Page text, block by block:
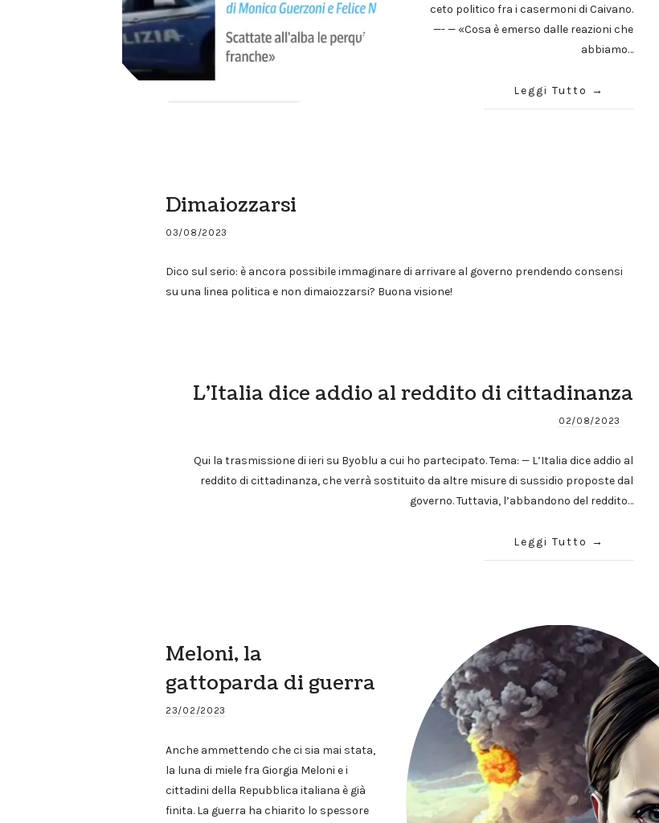
ceto politico fra i casermoni di Caivano.
—- — «Cosa è emerso dalle reazioni che
abbiamo…
Leggi Tutto
Dimaiozzarsi
03/08/2023
Dico sul serio: è ancora possibile immaginare di arrivare al governo prendendo consensi
su una linea politica e non dimaiozzarsi? Buona visione!
L’Italia dice addio al reddito di cittadinanza
02/08/2023
Qui la trasmissione di ieri su Byoblu a cui ho partecipato. Tema: — L’Italia dice addio al
reddito di cittadinanza, che verrà sostituito da altre misure di sussidio proposte dal
governo. Tuttavia, l’abbandono del reddito…
Leggi Tutto
Meloni, la
gattoparda di guerra
23/02/2023
Anche ammettendo che ci sia mai stata,
la luna di miele fra Giorgia Meloni e i
cittadini della Repubblica italiana è già
finita. La guerra ha chiarito lo spessore